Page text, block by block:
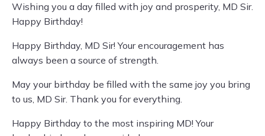
Wishing you a day filled with joy and prosperity, MD Sir.
Happy Birthday!
Happy Birthday, MD Sir! Your encouragement has
always been a source of strength.
May your birthday be filled with the same joy you bring
to us, MD Sir. Thank you for everything.
Happy Birthday to the most inspiring MD! Your